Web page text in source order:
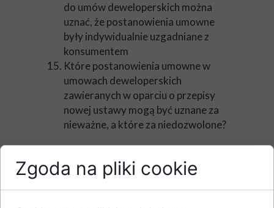
do umów deweloperskich można
uznać, że postanowienia umowne
były indywidualnie uzgadniane z
konsumentem
Które postanowienia umowne w
umowach deweloperskich
zawieranych w oparciu o przepisy
nowej ustawy mogą być uznane za
nieważne, a które za niedozwolone?
PRELEGENCI
Zgoda na pliki cookie